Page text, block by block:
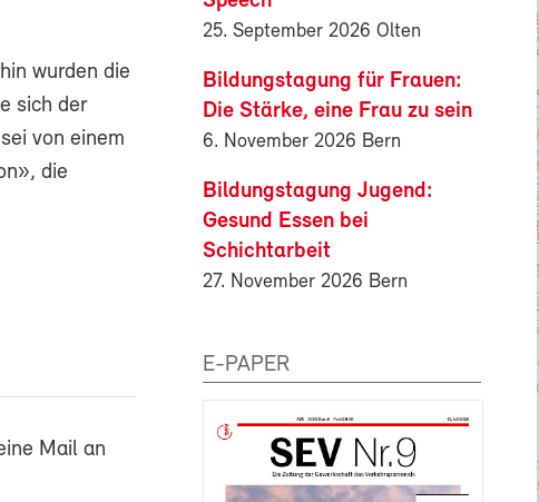
wurden die
sich der
von einem
die
Mail an
25. September 2026 Olten
Bildungstagung für Frauen:
Die Stärke, eine Frau zu sein
6. November 2026 Bern
Bildungstagung Jugend:
Gesund Essen bei
Schichtarbeit
27. November 2026 Bern
E-PAPER